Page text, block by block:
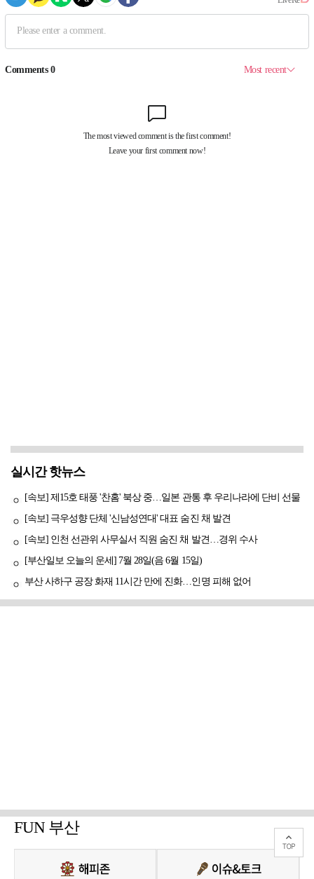
실시간 핫뉴스
[속보] 제15호 태풍 '찬홈' 북상 중…일본 관통 후 우리나라에 단비 선물
[속보] 극우성향 단체 '신남성연대' 대표 숨진 채 발견
[속보] 인천 선관위 사무실서 직원 숨진 채 발견…경위 수사
[부산일보 오늘의 운세] 7월 28일(음 6월 15일)
부산 사하구 공장 화재 11시간 만에 진화…인명 피해 없어
FUN 부산